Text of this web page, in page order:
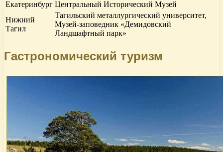
Екатеринбург Центральный Исторический Музей
Нижний
Тагил
Тагильский металлургический университет,
Музей-заповедник «Демидовский
Ландшафтный парк»
Гастрономический туризм